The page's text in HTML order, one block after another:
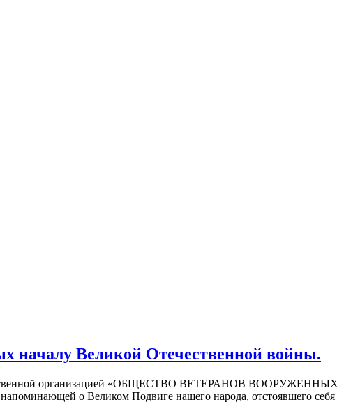
началу Великой Отечественной войны.
организацией «ОБЩЕСТВО ВЕТЕРАНОВ ВООРУЖЕННЫХ
о Великом Подвиге нашего народа, отстоявшего